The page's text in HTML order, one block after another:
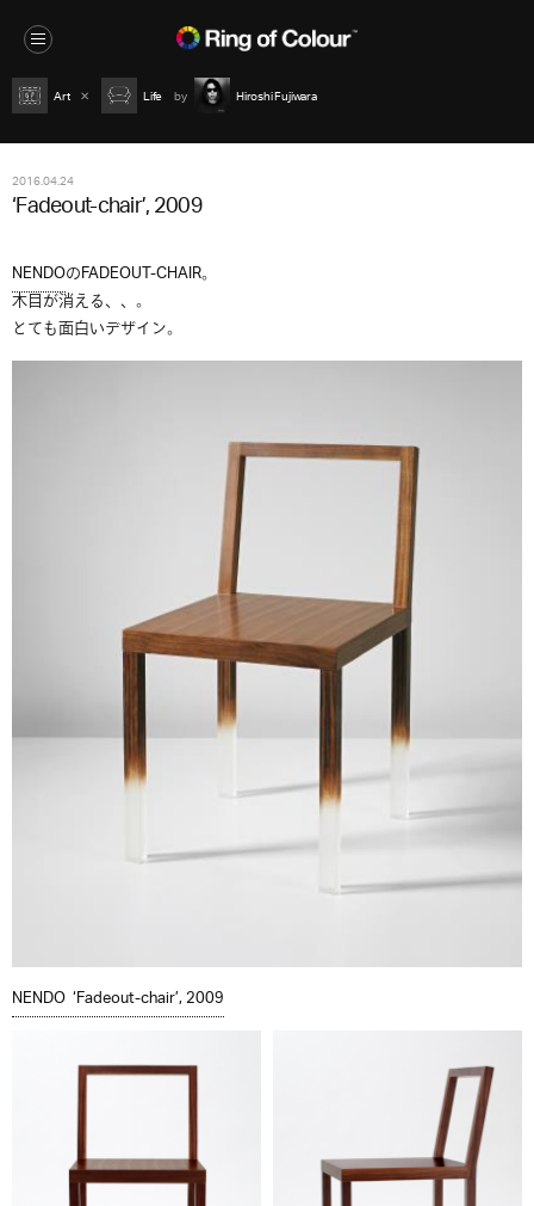
Art Life Hiroshi Fujiwara
2016.04.24
‘Fadeout-chair’, 2009
NENDOのFADEOUT-CHAIR。
木目が消える、、。
とても面白いデザイン。
NENDO ‘Fadeout-chair’, 2009